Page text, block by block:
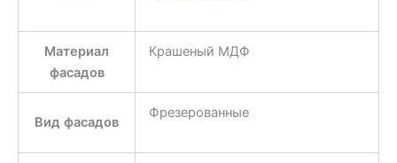
Материал
фасадов
Крашеный МДФ
Вид фасадов
Фрезерованные